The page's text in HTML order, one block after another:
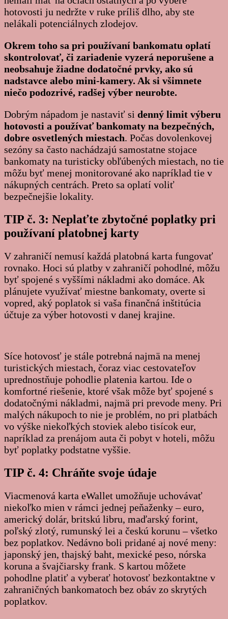
hotovosti ju nedržte v ruke príliš dlho, aby ste
nelákali potenciálnych zlodejov.
Okrem toho sa pri používaní bankomatu oplatí
skontrolovať, či zariadenie vyzerá neporušene a
neobsahuje žiadne dodatočné prvky, ako sú
nadstavce alebo mini-kamery. Ak si všimnete
niečo podozrivé, radšej výber neurobte.
Dobrým nápadom je nastaviť si denný limit výberu
hotovosti a používať bankomaty na bezpečných,
dobre osvetlených miestach. Počas dovolenkovej
sezóny sa často nachádzajú samostatne stojace
bankomaty na turisticky obľúbených miestach, no tie
môžu byť menej monitorované ako napríklad tie v
nákupných centrách. Preto sa oplatí voliť
bezpečnejšie lokality.
TIP č. 3: Neplaťte zbytočné poplatky pri
používaní platobnej karty
V zahraničí nemusí každá platobná karta fungovať
rovnako. Hoci sú platby v zahraničí pohodlné, môžu
byť spojené s vyššími nákladmi ako domáce. Ak
plánujete využívať miestne bankomaty, overte si
vopred, aký poplatok si vaša finančná inštitúcia
účtuje za výber hotovosti v danej krajine.
Síce hotovosť je stále potrebná najmä na menej
turistických miestach, čoraz viac cestovateľov
uprednostňuje pohodlie platenia kartou. Ide o
komfortné riešenie, ktoré však môže byť spojené s
dodatočnými nákladmi, najmä pri prevode meny. Pri
malých nákupoch to nie je problém, no pri platbách
vo výške niekoľkých stoviek alebo tisícok eur,
napríklad za prenájom auta či pobyt v hoteli, môžu
byť poplatky podstatne vyššie.
TIP č. 4: Chráňte svoje údaje
Viacmenová karta eWallet umožňuje uchovávať
niekoľko mien v rámci jednej peňaženky – euro,
americký dolár, britskú libru, maďarský forint,
poľský zlotý, rumunský lei a českú korunu – všetko
bez poplatkov. Nedávno boli pridané aj nové meny:
japonský jen, thajský baht, mexické peso, nórska
koruna a švajčiarsky frank. S kartou môžete
pohodlne platiť a vyberať hotovosť bezkontaktne v
zahraničných bankomatoch bez obáv zo skrytých
poplatkov.